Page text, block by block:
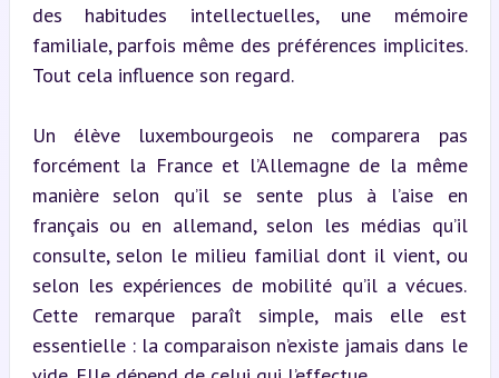
des habitudes intellectuelles, une mémoire
familiale, parfois même des préférences implicites.
Tout cela influence son regard.
Un élève luxembourgeois ne comparera pas
forcément la France et l’Allemagne de la même
manière selon qu’il se sente plus à l’aise en
français ou en allemand, selon les médias qu’il
consulte, selon le milieu familial dont il vient, ou
selon les expériences de mobilité qu’il a vécues.
Cette remarque paraît simple, mais elle est
essentielle : la comparaison n’existe jamais dans le